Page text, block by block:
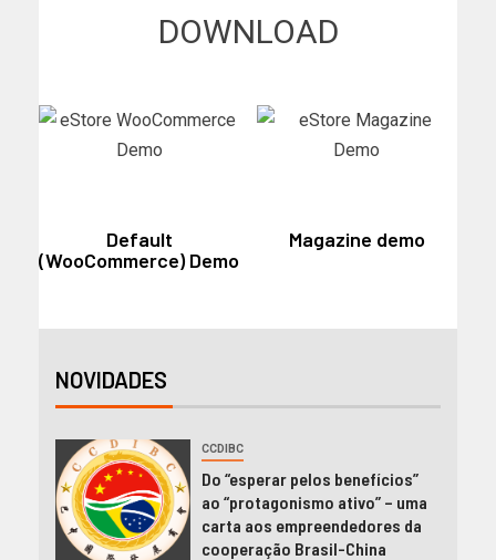
DOWNLOAD
Default
(WooCommerce) Demo
Magazine demo
NOVIDADES
CCDIBC
Do “esperar pelos benefícios”
ao “protagonismo ativo” – uma
carta aos empreendedores da
cooperação Brasil-China